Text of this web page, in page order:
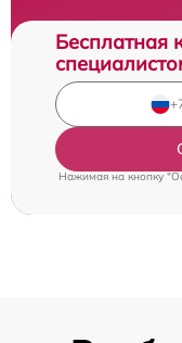
Бесплатная
Нажимая на кнопку